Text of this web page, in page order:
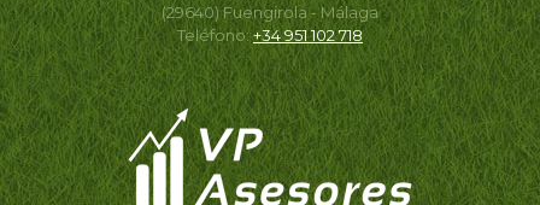
(29640) Fuengirola - Málaga
Teléfono:+34 951 102 718